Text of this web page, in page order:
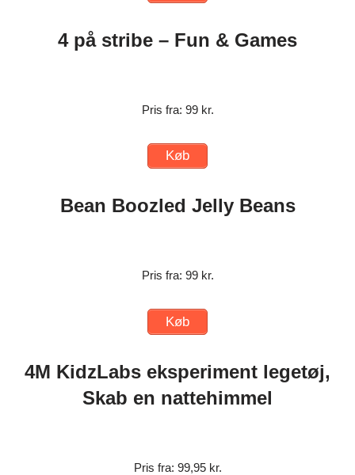
4 på stribe – Fun & Games
Pris fra: 99 kr.
Køb
Bean Boozled Jelly Beans
Pris fra: 99 kr.
Køb
4M KidzLabs eksperiment legetøj,
Skab en nattehimmel
Pris fra: 99,95 kr.